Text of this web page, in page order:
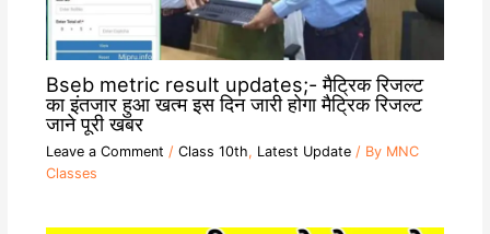
Bseb metric result updates;- मैट्रिक रिजल्ट
का इंतजार हुआ खत्म इस दिन जारी होगा मैट्रिक रिजल्ट
जाने पूरी खबर
Leave a Comment / Class 10th, Latest Update/ By MNC
Classes